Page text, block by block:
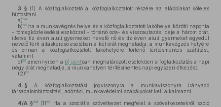
3. § (1) A közfoglalkoztató a közfoglalkoztatott részére az alábbiakat köteles
biztosítani:
a)64
b)65 ha a munkavégzés helye és a közfoglalkoztatott lakóhelye közötti naponta
– tömegközlekedési eszközzel – történő oda- és visszautazás ideje a három órát,
illetve tíz éven aluli gyermeket nevelő nő és tíz éven aluli gyermeket egyedül
nevelő férfi álláskereső esetében a két órát meghaladja, a munkavégzés helyére
és onnan a közfoglalkoztatott lakóhelyére történő térítésmentes szállítást,
valamint
c)66 amennyiben a b) pontban meghatározott esetekben a foglalkoztatás a napi
négy órát meghaladja, a munkahelyen térítésmentes napi egyszeri étkezést.
(2)67
4. § A közfoglalkoztatási jogviszonyra a munkaviszonyra irányadó
társadalombiztosítási, adózási, munkavédelmi szabályokat kell alkalmazni.
4/A. § 68 (1)69
Ha a szociális szövetkezet megfelel a szövetkezetekről szóló